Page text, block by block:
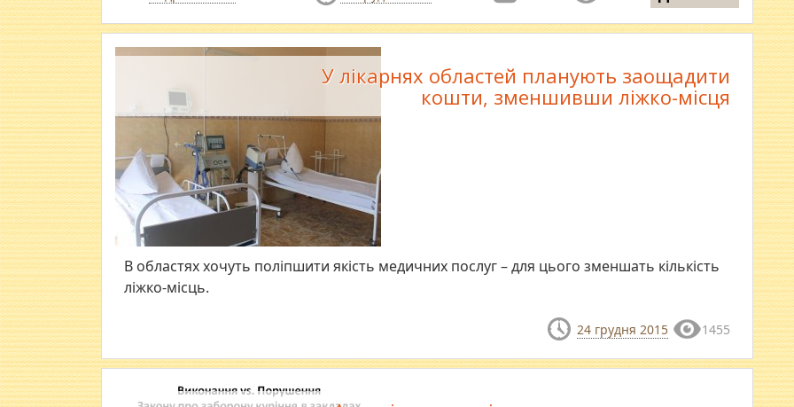
У лікарнях областей планують заощадити
кошти, зменшивши ліжко-місця
В областях хочуть поліпшити якість медичних послуг – для цього зменшать кількість
ліжко-місць.
24 грудня 2015 1455